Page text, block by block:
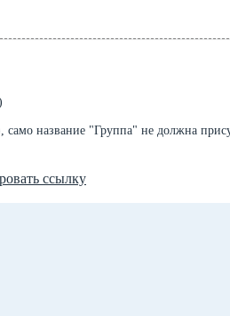
название "Группа" не должна
ссылку